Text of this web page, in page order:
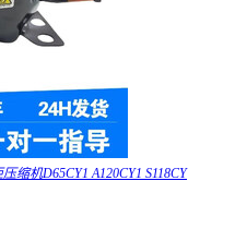
缩机D65CY1 A120CY1 S118CY